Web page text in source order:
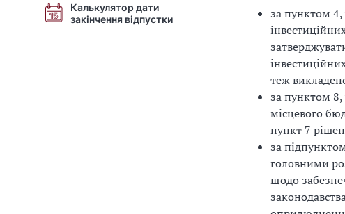
Калькулятор дати
закінчення відпустки
за пунктом 4,
теж
за пунктом
місцевого
пункт 7
за
головними
щодо